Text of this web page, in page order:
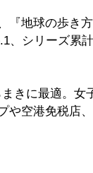
『地球の歩き
、シリーズ累
きに最適。
や空港免税店